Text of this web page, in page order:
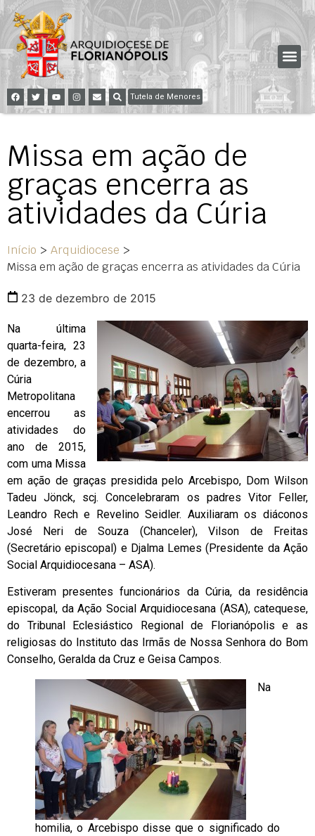
Tutela de Menores
Missa em ação de
graças encerra as
atividades da Cúria
Início > Arquidiocese >
Missa em ação de graças encerra as atividades da Cúria
23 de dezembro de 2015
Na última
quarta-feira, 23
de dezembro, a
Cúria
Metropolitana
encerrou as
atividades do
ano de 2015,
com uma Missa
em ação de graças presidida pelo Arcebispo, Dom Wilson
Tadeu Jönck, scj. Concelebraram os padres Vitor Feller,
Leandro Rech e Revelino Seidler. Auxiliaram os diáconos
José Neri de Souza (Chanceler), Vilson de Freitas
(Secretário episcopal) e Djalma Lemes (Presidente da Ação
Social Arquidiocesana – ASA).
Estiveram presentes funcionários da Cúria, da residência
episcopal, da Ação Social Arquidiocesana (ASA), catequese,
do Tribunal Eclesiástico Regional de Florianópolis e as
religiosas do Instituto das Irmãs de Nossa Senhora do Bom
Conselho, Geralda da Cruz e Geisa Campos.
Na
homilia, o Arcebispo disse que o significado do